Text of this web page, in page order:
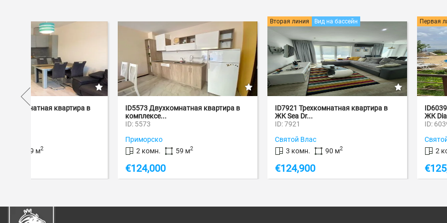
ID5573 Двухкомнатная квартира в
Вторая линия Вид на бассейн
ID7921 Трехкомнатная квартира в
Первая линия Вид на море
ID6039 Двухкомнатная